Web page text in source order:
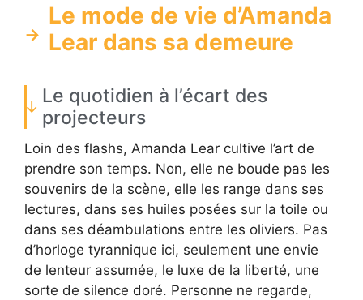
Le mode de vie d’Amanda
Lear dans sa demeure
Le quotidien à l’écart des
projecteurs
Loin des flashs, Amanda Lear cultive l’art de
prendre son temps. Non, elle ne boude pas les
souvenirs de la scène, elle les range dans ses
lectures, dans ses huiles posées sur la toile ou
dans ses déambulations entre les oliviers. Pas
d’horloge tyrannique ici, seulement une envie
de lenteur assumée, le luxe de la liberté, une
sorte de silence doré. Personne ne regarde,